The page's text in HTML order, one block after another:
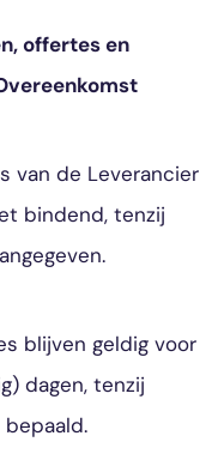
offertes en
van de Leverancier
bindend, tenzij
blijven geldig voor
dagen, tenzij